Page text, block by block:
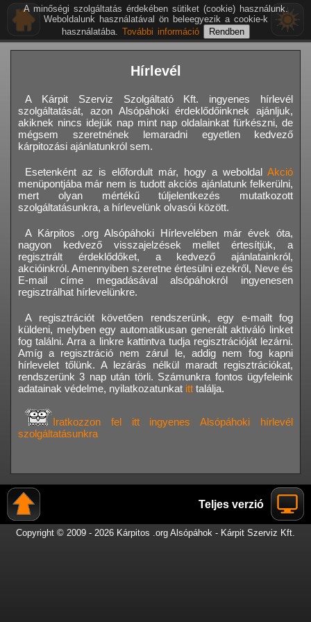
Hírlevél
A Kárpit Szerviz Szolgáltató Kft. ingyenes hírlevél
szolgáltatását, azon Alsópáhoki érdeklődőinknek ajánljuk,
akiknek nincs idejük nap mint nap oldalainkat fürkészni, de
mégsem szeretnének lemaradni egyetlen kedvező
kárpitozási ajánlatunkról sem.
Esetenként az is előfordult már, hogy a weboldal Akció
menüpontjába már nem is tudott akciós ajánlatunk felkerülni,
mert olyan mértékű túljelentkezés mutatkozott
szolgáltatásunkra, a hírlevelünk olvasói között.
A Kárpitos .org Alsópáhoki Hírlevelében már évek óta,
nagyon kedvező visszajelzések mellet értesítjük, a
regisztrált érdeklődőket, a kedvező ajánlatainkról,
akcióinkról. Amennyiben szeretne értesülni ezekről, Neve és
E-mail címe megadásával alsópáhokról ingyenesen
regisztrálhat hírlevelünkre.
A regisztrációt követően rendszerünk, egy e-mailt fog
küldeni, melyben egy automatikusan generált aktiváló linket
fog találni. Arra a linkre kattintva tudja regisztrációját lezárni.
Amíg a regisztráció nem zárul le, addig nem fog kapni
hírlevelet tőlünk. A lezárás nélkül maradt regisztrációkat,
rendszerünk 3 nap után törli. Számunkra fontos ügyfeleink
adatainak védelme, nyilatkozatunkat itt találja.
Iratkozzon fel itt ingyenes Alsópáhoki hírlevél
szolgáltatásunkra
Teljes verzió
Copyright © 2009 - 2026 Kárpitos .org Alsópáhok - Kárpit Szerviz Kft.
A minőségi szolgáltatás érdekében sütiket (cookie) használunk.
Weboldalunk használatával ön beleegyezik a cookie-k
használatába. További információ